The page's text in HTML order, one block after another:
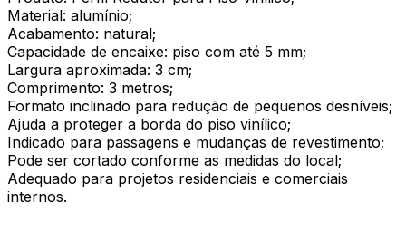
Material: alumínio;
Acabamento: natural;
Capacidade de encaixe: piso com até 5 mm;
Largura aproximada: 3 cm;
Comprimento: 3 metros;
Formato inclinado para redução de pequenos desníveis;
Ajuda a proteger a borda do piso vinílico;
Indicado para passagens e mudanças de revestimento;
Pode ser cortado conforme as medidas do local;
Adequado para projetos residenciais e comerciais
internos.